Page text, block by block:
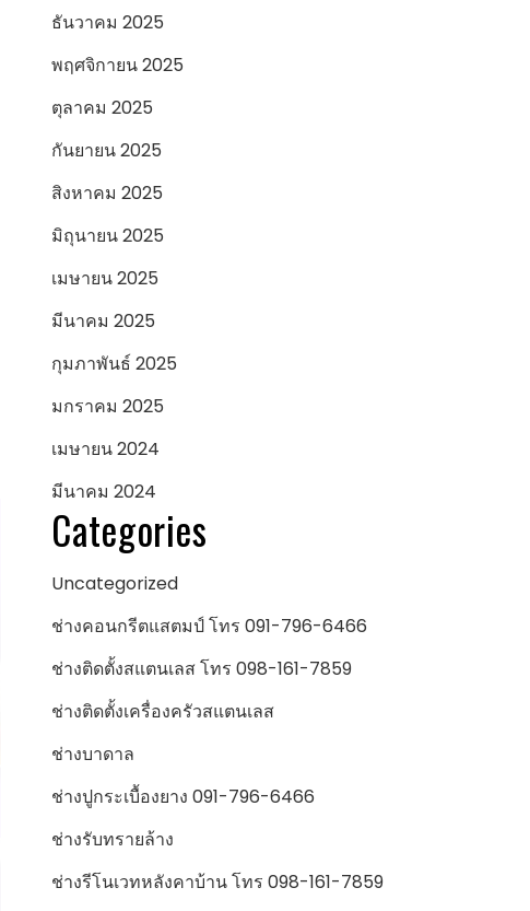
ธันวาคม 2025
พฤศจิกายน 2025
ตุลาคม 2025
กันยายน 2025
สิงหาคม 2025
มิถุนายน 2025
เมษายน 2025
มีนาคม 2025
กุมภาพันธ์ 2025
มกราคม 2025
เมษายน 2024
มีนาคม 2024
Categories
Uncategorized
ช่างคอนกรีตแสตมป์ โทร 091-796-6466
ช่างติดตั้งสแตนเลส โทร 098-161-7859
ช่างติดตั้งเครื่องครัวสแตนเลส
ช่างบาดาล
ช่างปูกระเบื้องยาง 091-796-6466
ช่างรับทรายล้าง
ช่างรีโนเวทหลังคาบ้าน โทร 098-161-7859